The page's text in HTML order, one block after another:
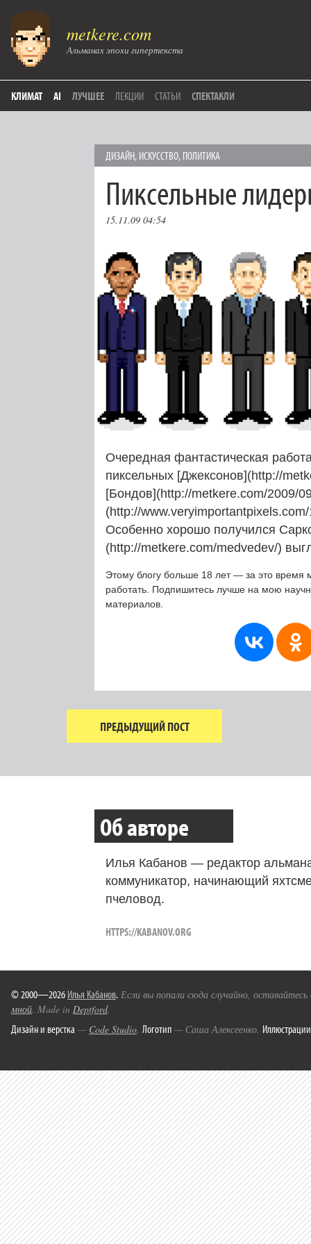
metkere.com
Альманах эпохи гипертекста
КЛИМАТ AI ЛУЧШЕЕ ЛЕКЦИИ СТАТЬИ СПЕКТАКЛИ
ДИЗАЙН, ИСКУССТВО, ПОЛИТИКА
Пиксельные
15.11.09 04:54
Очередная фантастическая
пиксельных [Джексонов](http://
[Бондов](http://metkere.com/2009/
(http://
Особенно хорошо получился
(http://metkere.com/medvedev/)
Этому блогу больше 18 лет — за это время
работать. Подпишитесь лучше на мою
материалов.
ПРЕДЫДУЩИЙ ПОСТ
Об авторе
Илья Кабанов — редактор
коммуникатор, начинающий
пчеловод.
HTTPS://KABANOV.ORG
© 2000—2026 Илья Кабанов. Если вы попали сюда случайно,
мной. Made in Deptford.
Дизайн и верстка — Code Studio. Логотип — Саша Алексеенко. Иллюстрации